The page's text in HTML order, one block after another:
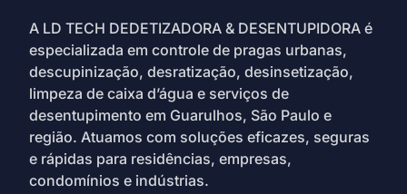
A LD TECH DEDETIZADORA & DESENTUPIDORA é
especializada em controle de pragas urbanas,
descupinização, desratização, desinsetização,
limpeza de caixa d’água e serviços de
desentupimento em Guarulhos, São Paulo e
região. Atuamos com soluções eficazes, seguras
e rápidas para residências, empresas,
condomínios e indústrias.